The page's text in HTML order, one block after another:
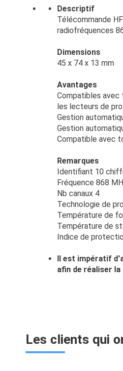
Descriptif
Télécommande
radiofréquences
Dimensions
45 x 74 x 13 mm
Avantages
Compatibles avec
les lecteurs de
Gestion
Gestion
Compatible avec
Remarques
Identifiant 10
Fréquence 868
Nb canaux 4
Technologie de
Température de
Température de
Indice de
Il est impératif
afin de réaliser
Les clients qui